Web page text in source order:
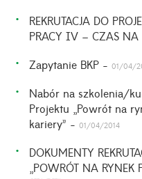
REKRUTACJA DO
PRACY IV – CZAS
Zapytanie BKP -01/04/
Nabór na szkolenia/
Projektu „Powrót na
kariery” -01/04/2014
DOKUMENTY
„POWRÓT NA